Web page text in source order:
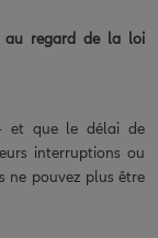
au regard de la loi
et que le délai de
interruptions ou
ne pouvez plus être